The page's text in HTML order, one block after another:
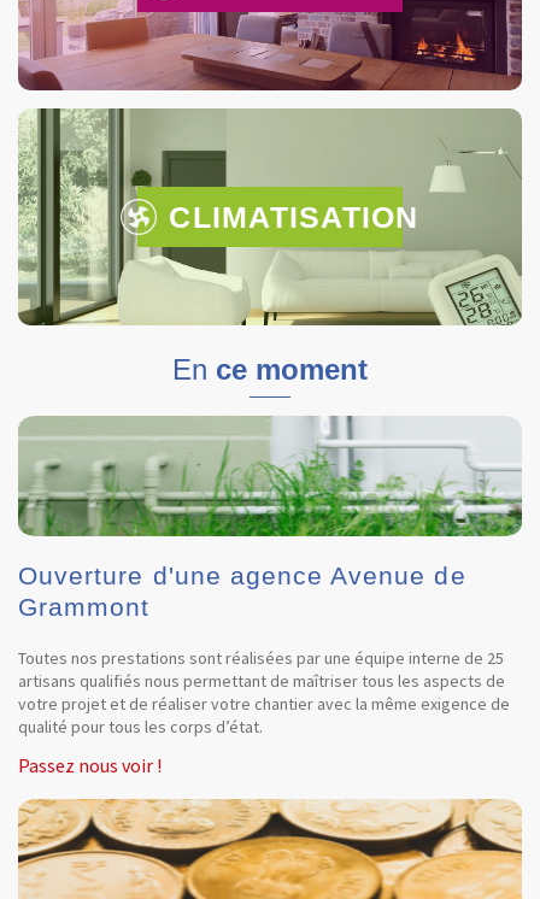
CLIMATISATION
En ce moment
Ouverture d'une agence Avenue de
Grammont
Toutes nos prestations sont réalisées par une équipe interne de 25
artisans qualifiés nous permettant de maîtriser tous les aspects de
votre projet et de réaliser votre chantier avec la même exigence de
qualité pour tous les corps d’état.
Passez nous voir !